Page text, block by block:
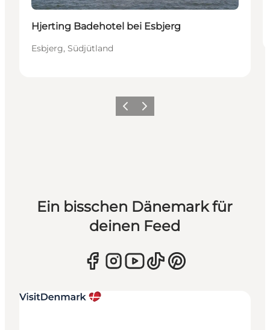
Hjerting Badehotel bei Esbjerg
Esbjerg, Südjütland
ZurückWeiter
Ein bisschen Dänemark für
deinen Feed